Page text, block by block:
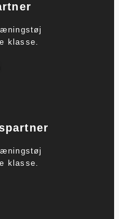
klasse.
klasse.